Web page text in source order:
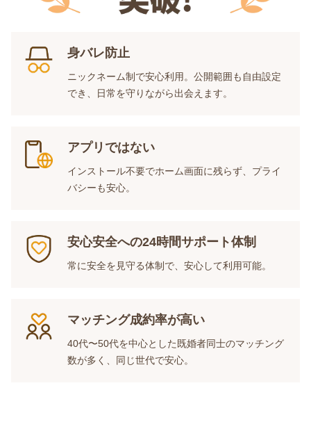
身バレ防止
ニックネーム制で安心利用。公開範囲も自由設定
でき、日常を守りながら出会えます。
アプリではない
インストール不要でホーム画面に残らず、プライ
バシーも安心。
安心安全への24時間サポート体制
常に安全を見守る体制で、安心して利用可能。
マッチング成約率が高い
40代〜50代を中心とした既婚者同士のマッチング
数が多く、同じ世代で安心。